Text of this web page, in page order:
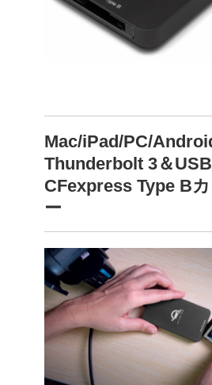
Mac/iPad/PC/
Thunderbolt 3＆
CFexpress Type B
ー